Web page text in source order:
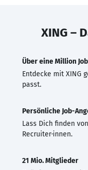
XING –
Über eine Million
Entdecke mit XING
passt.
Persönliche Job-
Lass Dich finden
Recruiter·innen.
21 Mio. Mitglieder